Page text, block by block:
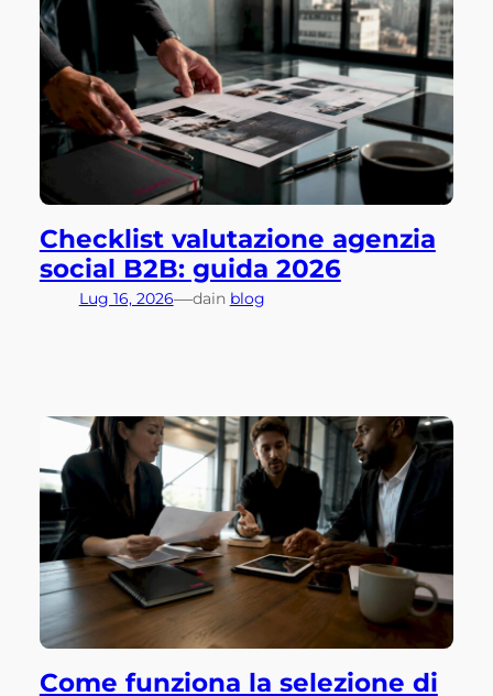
Checklist valutazione agenzia
social B2B: guida 2026
Lug 16, 2026—dain blog
Come funziona la selezione di